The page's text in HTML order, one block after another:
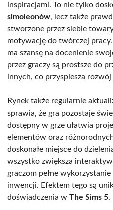
inspiracjami. To nie tylko
simoleonów, lecz także
stworzone przez siebie
motywację do twórczej
ma szansę na docenienie
przez graczy są prostsze do
innych, co przyspiesza
Rynek także regularnie
sprawia, że gra pozostaje
dostępny w grze ułatwia
elementów oraz
doskonałe miejsce do
wszystko zwiększa
graczom pełne
inwencji. Efektem tego są
doświadczenia w The Sims 5.